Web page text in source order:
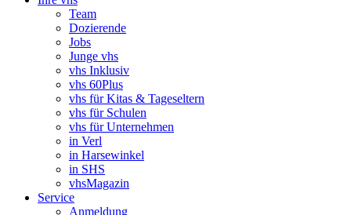
Team
Dozierende
Jobs
Junge vhs
vhs Inklusiv
vhs 60Plus
vhs für Kitas & Tageseltern
vhs für Schulen
vhs für Unternehmen
in Verl
in Harsewinkel
in SHS
vhsMagazin
Service
Anmeldung